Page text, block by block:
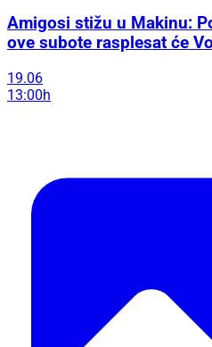
Amigosi stižu u Makinu:
ove subote rasplesat će
19.06
13:00h